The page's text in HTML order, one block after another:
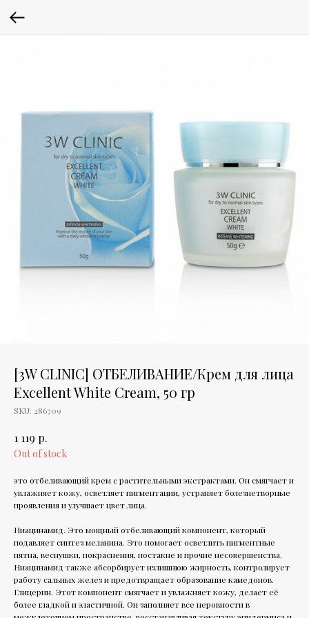
[3W CLINIC] ОТБЕЛИВАНИЕ/Крем для лица
Excellent White Cream, 50 гр
SKU: 286709
1 119 р.
Out of stock
это отбеливающий крем с растительными экстрактами. Он смягчает и
увлажняет кожу, осветляет пигментации, устраняет болезнетворные
проявления и улучшает цвет лица.
Ниацинамид. Это мощный отбеливающий компонент, который
подавляет синтез меланина. Это помогает осветлить пигментные
пятна, веснушки, покраснения, постакне и прочие несовершенства.
Ниацинамид также абсорбирует излишнюю жирность, контролирует
работу сальных желез и предотвращает образование камедонов.
Глицерин. Этот компонент смягчает и увлажняет кожу, делает её
более гладкой и эластичной. Он заполняет все неровности в